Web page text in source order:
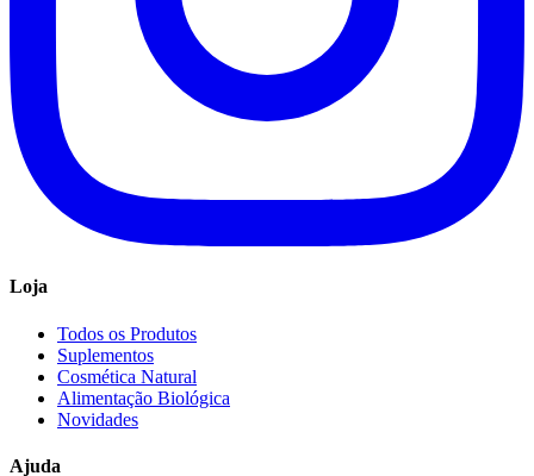
Loja
Todos os Produtos
Suplementos
Cosmética Natural
Alimentação Biológica
Novidades
Ajuda